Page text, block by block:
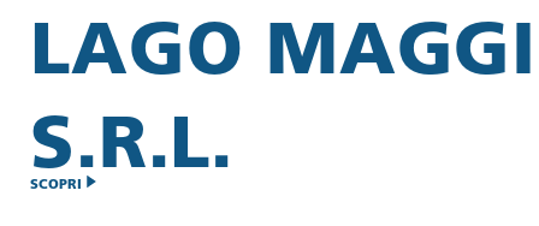
LAGO
S.R.L.
SCOPRI